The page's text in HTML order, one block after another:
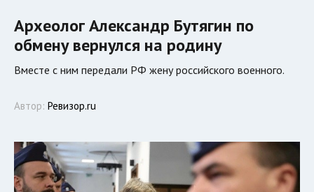
Археолог Александр Бутягин по
обмену вернулся на родину
Вместе с ним передали РФ жену российского военного.
Автор: Ревизор.ru